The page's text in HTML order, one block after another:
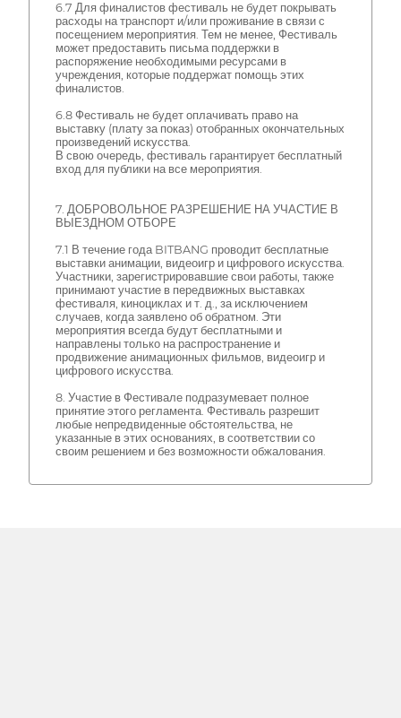
6.7 Для финалистов фестиваль не будет покрывать
расходы на транспорт и/или проживание в связи с
посещением мероприятия. Тем не менее, Фестиваль
может предоставить письма поддержки в
распоряжение необходимыми ресурсами в
учреждения, которые поддержат помощь этих
финалистов.
6.8 Фестиваль не будет оплачивать право на
выставку (плату за показ) отобранных окончательных
произведений искусства.
В свою очередь, фестиваль гарантирует бесплатный
вход для публики на все мероприятия.
7. ДОБРОВОЛЬНОЕ РАЗРЕШЕНИЕ НА УЧАСТИЕ В
ВЫЕЗДНОМ ОТБОРЕ
7.1 В течение года BITBANG проводит бесплатные
выставки анимации, видеоигр и цифрового искусства.
Участники, зарегистрировавшие свои работы, также
принимают участие в передвижных выставках
фестиваля, киноциклах и т. д., за исключением
случаев, когда заявлено об обратном. Эти
мероприятия всегда будут бесплатными и
направлены только на распространение и
продвижение анимационных фильмов, видеоигр и
цифрового искусства.
8. Участие в Фестивале подразумевает полное
принятие этого регламента. Фестиваль разрешит
любые непредвиденные обстоятельства, не
указанные в этих основаниях, в соответствии со
своим решением и без возможности обжалования.